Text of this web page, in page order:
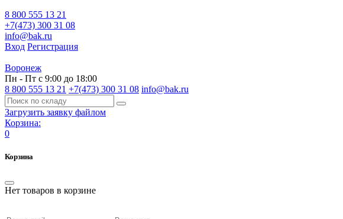
8 800 555 13 21
+7(473) 300 31 08
info@bak.ru
Вход Регистрация
Воронеж
Пн - Пт с 9:00 до 18:00
8 800 555 13 21 +7(473) 300 31 08 info@bak.ru
Загрузить заявку файлом
Корзина:
0
Корзина
Нет товаров в корзине